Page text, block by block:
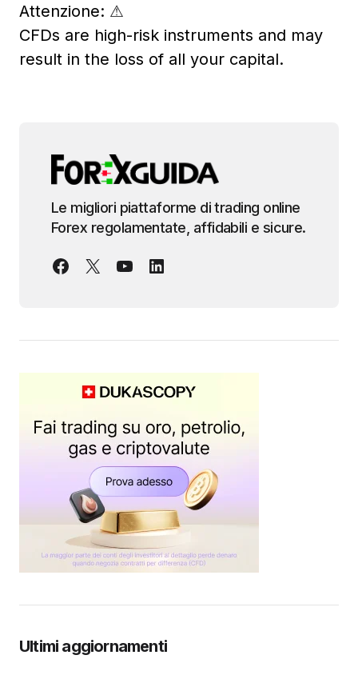
Attenzione: ⚠
CFDs are high-risk instruments and may
result in the loss of all your capital.
Le migliori piattaforme di trading online
Forex regolamentate, affidabili e sicure.
Ultimi aggiornamenti